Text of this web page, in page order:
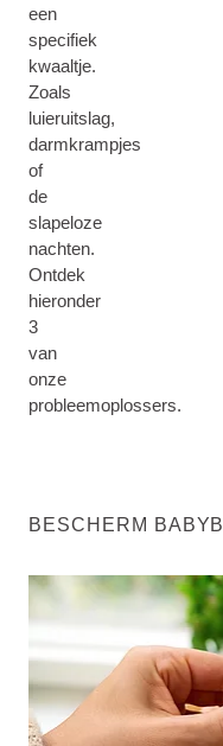
een
specifiek
kwaaltje.
Zoals
luieruitslag,
darmkrampjes
of
de
slapeloze
nachten.
Ontdek
hieronder
3
van
onze
probleemoplossers.
BESCHERM